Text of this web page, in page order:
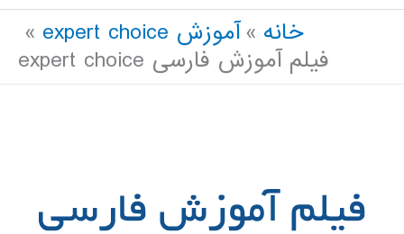
اصلی
خانه
آموزش expert choice
فیلم آموزش فارسی expert choice